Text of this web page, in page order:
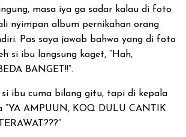
masa iya ga sadar kalau di foto
nyimpan album pernikahan orang
Pas saya jawab bahwa yang di foto
si ibu langsung kaget, “Hah,
BANGET!!”.
si ibu cuma bilang gitu, tapi di kepala
“YA AMPUUN, KOQ DULU CANTIK